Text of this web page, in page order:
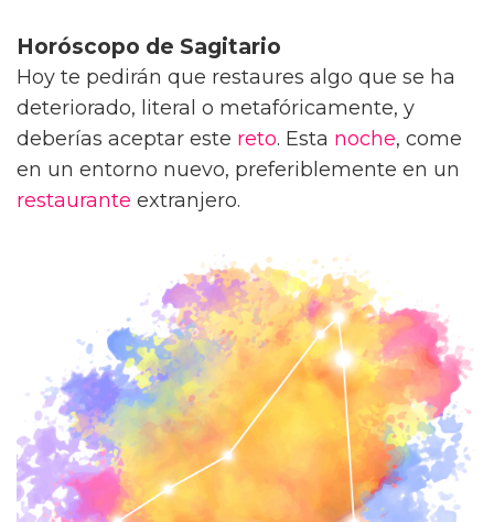
Horóscopo de Sagitario
Hoy te pedirán que restaures algo que se ha
deteriorado, literal o metafóricamente, y
deberías aceptar este reto. Esta noche, come
en un entorno nuevo, preferiblemente en un
restaurante extranjero.